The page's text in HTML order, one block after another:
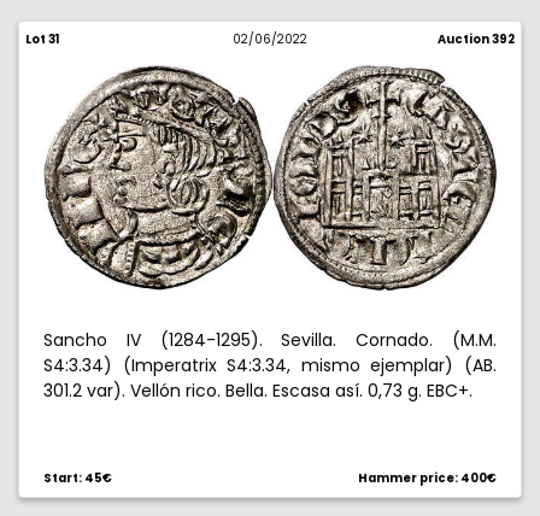
Lot 31 02/06/2022 Auction 392
Sancho IV (1284-1295). Sevilla. Cornado. (M.M.
S4:3.34) (Imperatrix S4:3.34, mismo ejemplar) (AB.
301.2 var). Vellón rico. Bella. Escasa así. 0,73 g. EBC+.
Start: 45€ Hammer price: 400€